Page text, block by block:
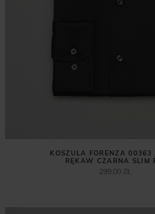
KOSZULA FORENZA 00363
RĘKAW CZARNA SLIM
299,00 ZŁ